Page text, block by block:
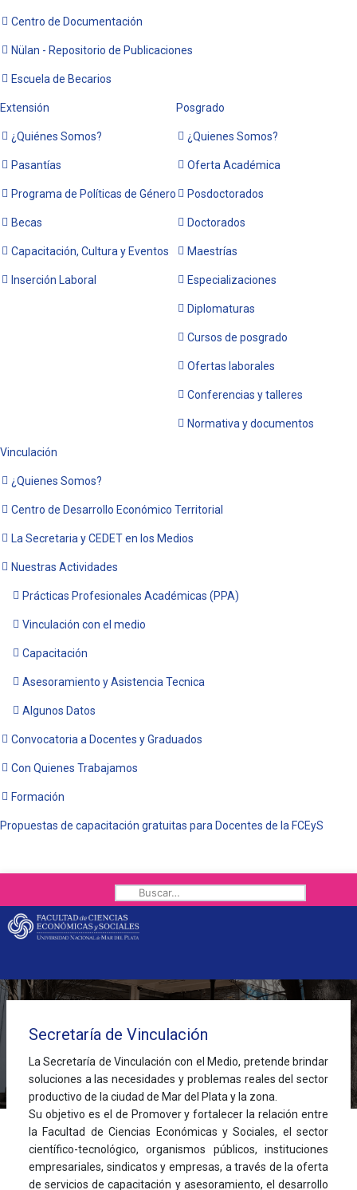
Centro de Documentación
Nülan - Repositorio de Publicaciones
Escuela de Becarios
Extensión
¿Quiénes Somos?
Pasantías
Programa de Políticas de Género
Becas
Capacitación, Cultura y Eventos
Inserción Laboral
Posgrado
¿Quienes Somos?
Oferta Académica
Posdoctorados
Doctorados
Maestrías
Especializaciones
Diplomaturas
Cursos de posgrado
Ofertas laborales
Conferencias y talleres
Normativa y documentos
Vinculación
¿Quienes Somos?
Centro de Desarrollo Económico Territorial
La Secretaria y CEDET en los Medios
Nuestras Actividades
Prácticas Profesionales Académicas (PPA)
Vinculación con el medio
Capacitación
Asesoramiento y Asistencia Tecnica
Algunos Datos
Convocatoria a Docentes y Graduados
Con Quienes Trabajamos
Formación
Propuestas de capacitación gratuitas para Docentes de la FCEyS
Buscar
VINCULACIÓN
Secretaría de Vinculación
La Secretaría de Vinculación con el Medio, pretende brindar
soluciones a las necesidades y problemas reales del sector
productivo de la ciudad de Mar del Plata y la zona.
Su objetivo es el de Promover y fortalecer la relación entre
la Facultad de Ciencias Económicas y Sociales, el sector
científico-tecnológico, organismos públicos, instituciones
empresariales, sindicatos y empresas, a través de la oferta
de servicios de capacitación y asesoramiento, el desarrollo